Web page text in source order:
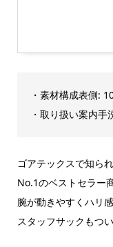
・素材構成表側:
・取り扱い案内手
ゴアテックスで知ら
No.1のベストセラー商
腕が動きやすくハリ
スタッフサックもつ